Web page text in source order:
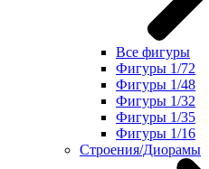
Все фигуры
Фигуры 1/72
Фигуры 1/48
Фигуры 1/32
Фигуры 1/35
Фигуры 1/16
Строения/Диорамы